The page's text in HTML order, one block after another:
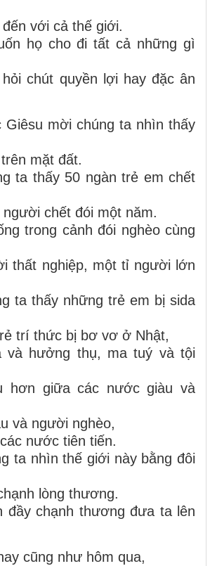
với cả thế giới.
họ cho đi tất cả những gì
chút quyền lợi hay đặc ân
Giêsu mời chúng ta nhìn thấy
mặt đất.
ta thấy 50 ngàn trẻ em chết
chết đói một năm.
trong cảnh đói nghèo cùng
thất nghiệp, một tỉ người lớn
ta thấy những trẻ em bị sida
trí thức bị bơ vơ ở Nhật,
và hưởng thụ, ma tuý và tội
hơn giữa các nước giàu và
và người nghèo,
nước tiên tiến.
ta nhìn thế giới này bằng đôi
lòng thương.
đầy chạnh thương đưa ta lên
cũng như hôm qua,